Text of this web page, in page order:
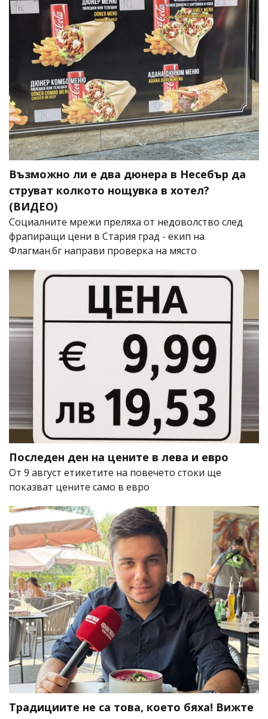
Възможно ли е два дюнера в Несебър да
струват колкото нощувка в хотел?
(ВИДЕО)
Социалните мрежи преляха от недоволство след
фрапиращи цени в Стария град - екип на
Флагман.бг направи проверка на място
Последен ден на цените в лева и евро
От 9 август етикетите на повечето стоки ще
показват цените само в евро
Традициите не са това, което бяха! Вижте